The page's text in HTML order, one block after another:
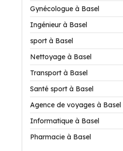
Gynécologue à Basel
Ingénieur à Basel
sport à Basel
Nettoyage à Basel
Transport à Basel
Santé sport à Basel
Agence de voyages à Basel
Informatique à Basel
Pharmacie à Basel